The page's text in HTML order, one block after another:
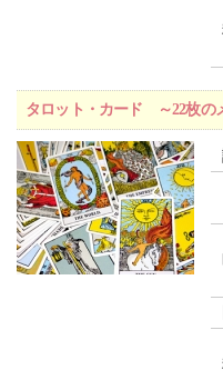
タロット・カード ～22枚の